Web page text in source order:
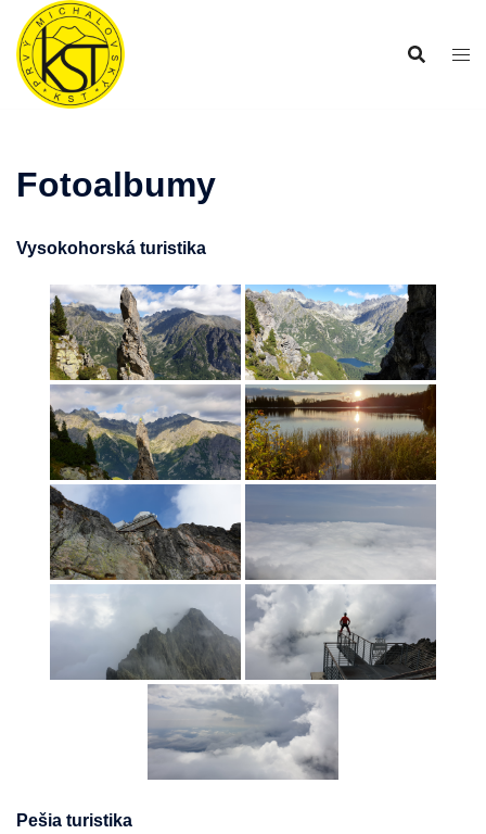
Preskočiť
obsah
Fotoalbumy
Vysokohorská turistika
Pešia turistika